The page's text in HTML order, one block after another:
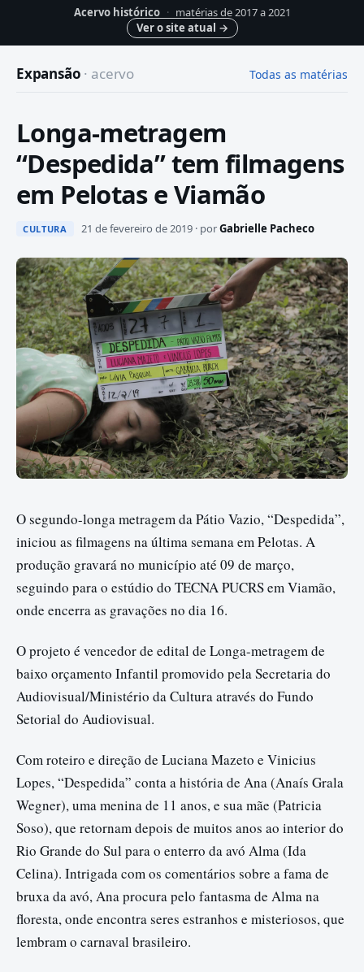
Acervo histórico · matérias de 2017 a 2021
Ver o site atual →
Expansão · acervo Todas as matérias
Longa-metragem
“Despedida” tem filmagens
em Pelotas e Viamão
CULTURA 21 de fevereiro de 2019 · porGabrielle Pacheco
O segundo-longa metragem da Pátio Vazio, “Despedida”,
iniciou as filmagens na última semana em Pelotas. A
produção gravará no município até 09 de março,
seguindo para o estúdio do TECNA PUCRS em Viamão,
onde encerra as gravações no dia 16.
O projeto é vencedor de edital de Longa-metragem de
baixo orçamento Infantil promovido pela Secretaria do
Audiovisual/Ministério da Cultura através do Fundo
Setorial do Audiovisual.
Com roteiro e direção de Luciana Mazeto e Vinicius
Lopes, “Despedida” conta a história de Ana (Anaís Grala
Wegner), uma menina de 11 anos, e sua mãe (Patricia
Soso), que retornam depois de muitos anos ao interior do
Rio Grande do Sul para o enterro da avó Alma (Ida
Celina). Intrigada com os comentários sobre a fama de
bruxa da avó, Ana procura pelo fantasma de Alma na
floresta, onde encontra seres estranhos e misteriosos, que
lembram o carnaval brasileiro.